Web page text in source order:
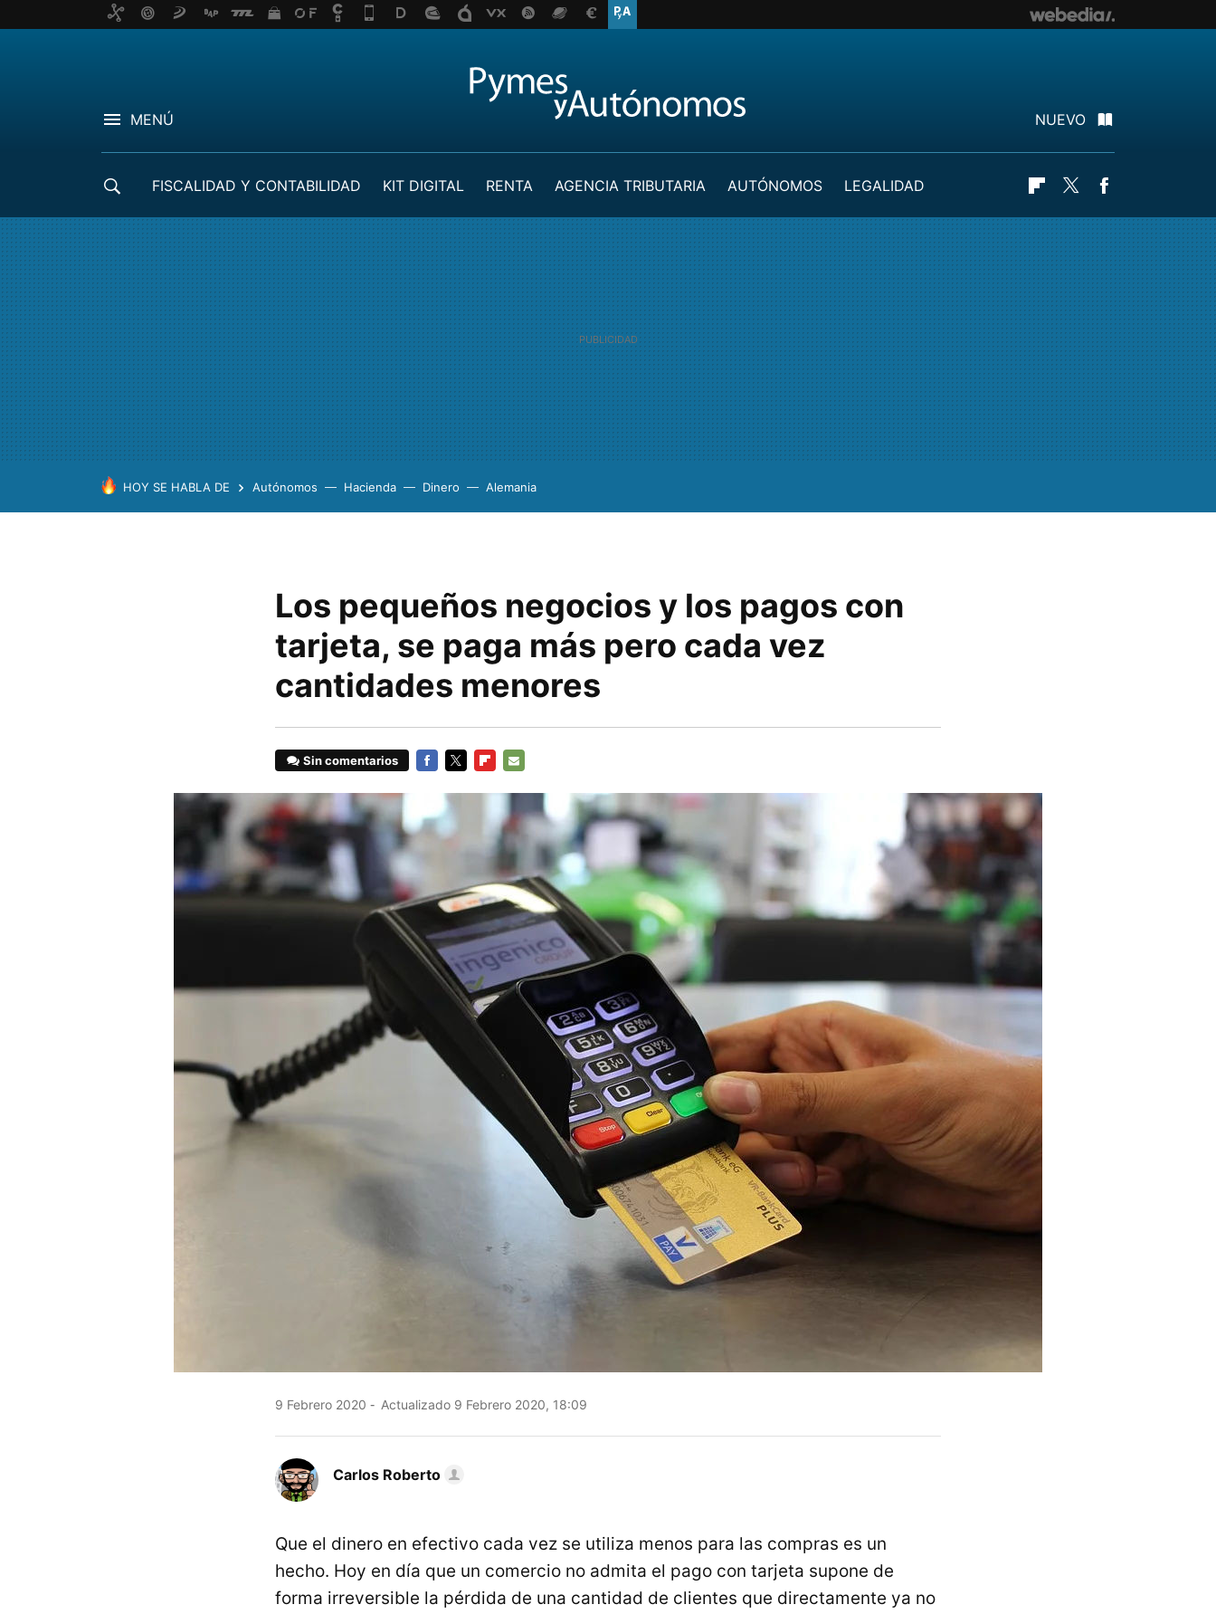
MENÚ NUEVO
FISCALIDAD Y CONTABILIDAD KIT DIGITAL RENTA AGENCIA TRIBUTARIA AUTÓNOMOS
LEGALIDAD
Flipboard
Twitter
HOY SE HABLA DE Autónomos Hacienda Dinero Alemania
Los pequeños negocios y los pagos con
tarjeta, se paga más pero cada vez
cantidades menores
Sin comentarios
9 Febrero 2020 Actualizado 9 Febrero 2020, 18:09
Carlos Roberto
Que el dinero en efectivo cada vez se utiliza menos para las compras es un
hecho. Hoy en día que un comercio no admita el pago con tarjeta supone de
forma irreversible la pérdida de una cantidad de clientes que directamente ya no